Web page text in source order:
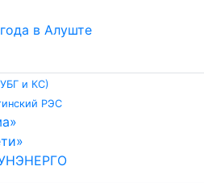
и КС)
РЭС